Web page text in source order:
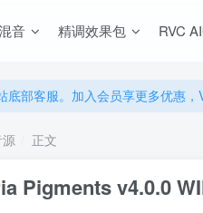
音 精调效果包 RVC
通会员可解锁全站资源，无限
通会员可解锁全站资源，无限
正文
Pigments v4.0.0